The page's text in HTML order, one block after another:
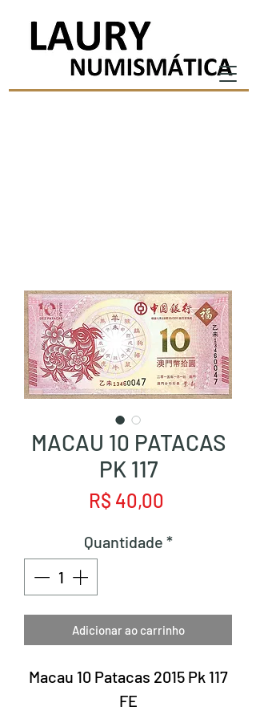
MACAU 10 PATACAS
PK 117
R$ 40,00
Quantidade *
Adicionar ao carrinho
Macau 10 Patacas 2015 Pk 117
FE